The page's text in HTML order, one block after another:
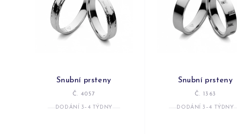
Snubní prsteny
Č. 4057
DODÁNÍ 3–4 TÝDNY
Snubní prsteny
Č. 1363
DODÁNÍ 3–4 TÝDNY